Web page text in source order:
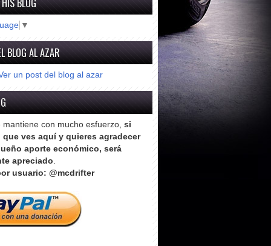
▼
BLOG AL AZAR
un post del blog al azar
mantiene con mucho esfuerzo, si
ves aquí y quieres agradecer
aporte económico, será
apreciado.
usuario: @mcdrifter